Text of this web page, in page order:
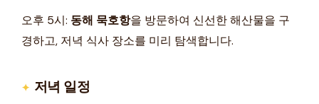
오후 5시: 동해 묵호항을 방문하여 신선한 해산물을 구
경하고, 저녁 식사 장소를 미리 탐색합니다.
저녁 일정